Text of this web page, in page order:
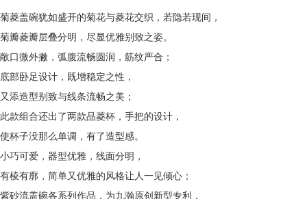
菊菱盖碗犹如盛开的菊花与菱花交织，若隐若现间，
菊瓣菱瓣层叠分明，尽显优雅别致之姿。
敞口微外撇，弧腹流畅圆润，筋纹严合；
底部卧足设计，既增稳定之性，
又添造型别致与线条流畅之美；
此款组合还出了两款品菱杯，手把的设计，
使杯子没那么单调，有了造型感。
小巧可爱，器型优雅，线面分明，
有棱有廓，简单又优雅的风格让人一见倾心；
紫砂流盖碗各系列作品，为九瀚原创新型专利，